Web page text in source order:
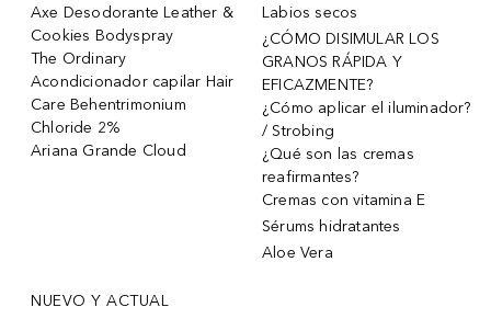
Axe Desodorante Leather &
Cookies Bodyspray
The Ordinary
Acondicionador capilar Hair
Care Behentrimonium
Chloride 2%
Ariana Grande Cloud
Labios secos
¿CÓMO DISIMULAR LOS
GRANOS RÁPIDA Y
EFICAZMENTE?
¿Cómo aplicar el iluminador?
/ Strobing
¿Qué son las cremas
reafirmantes?
Cremas con vitamina E
Sérums hidratantes
Aloe Vera
NUEVO Y ACTUAL